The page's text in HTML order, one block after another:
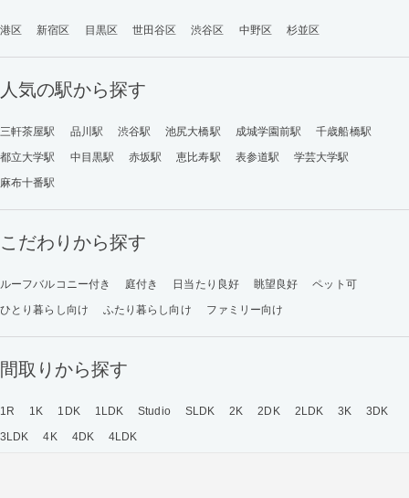
港区 新宿区 目黒区 世田谷区 渋谷区 中野区 杉並区
人気の駅から探す
三軒茶屋駅 品川駅 渋谷駅 池尻大橋駅 成城学園前駅
千歳船橋駅
都立大学駅
中目黒駅 赤坂駅 恵比寿駅 表参道駅
学芸大学駅
麻布十番駅
こだわりから探す
ルーフバルコニー付き 庭付き 日当たり良好 眺望良好
ペット可
ひとり暮らし向け
ふたり暮らし向け ファミリー向け
間取りから探す
1R 1K 1DK 1LDK Studio SLDK 2K 2DK 2LDK 3K
3DK
3LDK
4K 4DK 4LDK